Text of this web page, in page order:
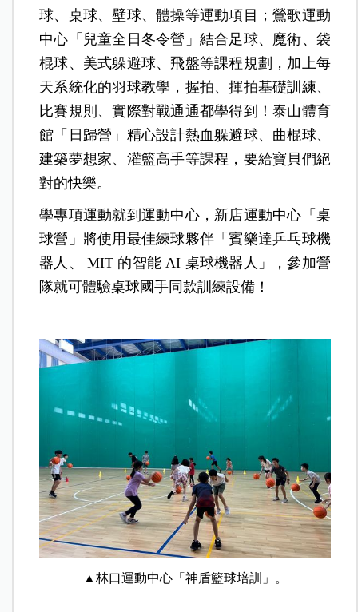
球、桌球、壁球、體操等運動項目；鶯歌運動
中心「兒童全日冬令營」結合足球、魔術、袋
棍球、美式躲避球、飛盤等課程規劃，加上每
天系統化的羽球教學，握拍、揮拍基礎訓練、
比賽規則、實際對戰通通都學得到！泰山體育
館「日歸營」精心設計熱血躲避球、曲棍球、
建築夢想家、灌籃高手等課程，要給寶貝們絕
對的快樂。
學專項運動就到運動中心，新店運動中心「桌
球營」將使用最佳練球夥伴「賓樂達乒乓球機
器人、 MIT 的智能 AI 桌球機器人」，參加營
隊就可體驗桌球國手同款訓練設備！
▲林口運動中心「神盾籃球培訓」。